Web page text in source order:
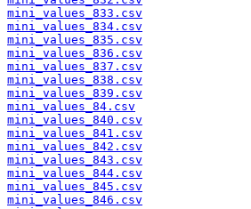
mini_values_833.csv
mini_values_834.csv
mini_values_835.csv
mini_values_836.csv
mini_values_837.csv
mini_values_838.csv
mini_values_839.csv
mini_values_84.csv
mini_values_840.csv
mini_values_841.csv
mini_values_842.csv
mini_values_843.csv
mini_values_844.csv
mini_values_845.csv
mini_values_846.csv